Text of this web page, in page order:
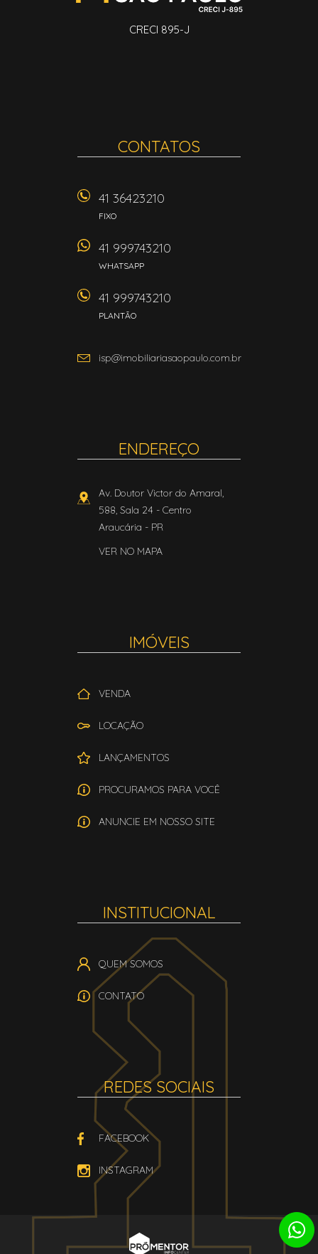
CRECI 895-J
CONTATOS
41 36423210
FIXO
41 999743210
WHATSAPP
41 999743210
PLANTÃO
isp@imobiliariasaopaulo.com.br
ENDEREÇO
Av. Doutor Victor do Amaral,
588, Sala 24 - Centro
Araucária - PR
VER NO MAPA
IMÓVEIS
VENDA
LOCAÇÃO
LANÇAMENTOS
PROCURAMOS PARA VOCÊ
ANUNCIE EM NOSSO SITE
INSTITUCIONAL
QUEM SOMOS
CONTATO
REDES SOCIAIS
FACEBOOK
INSTAGRAM